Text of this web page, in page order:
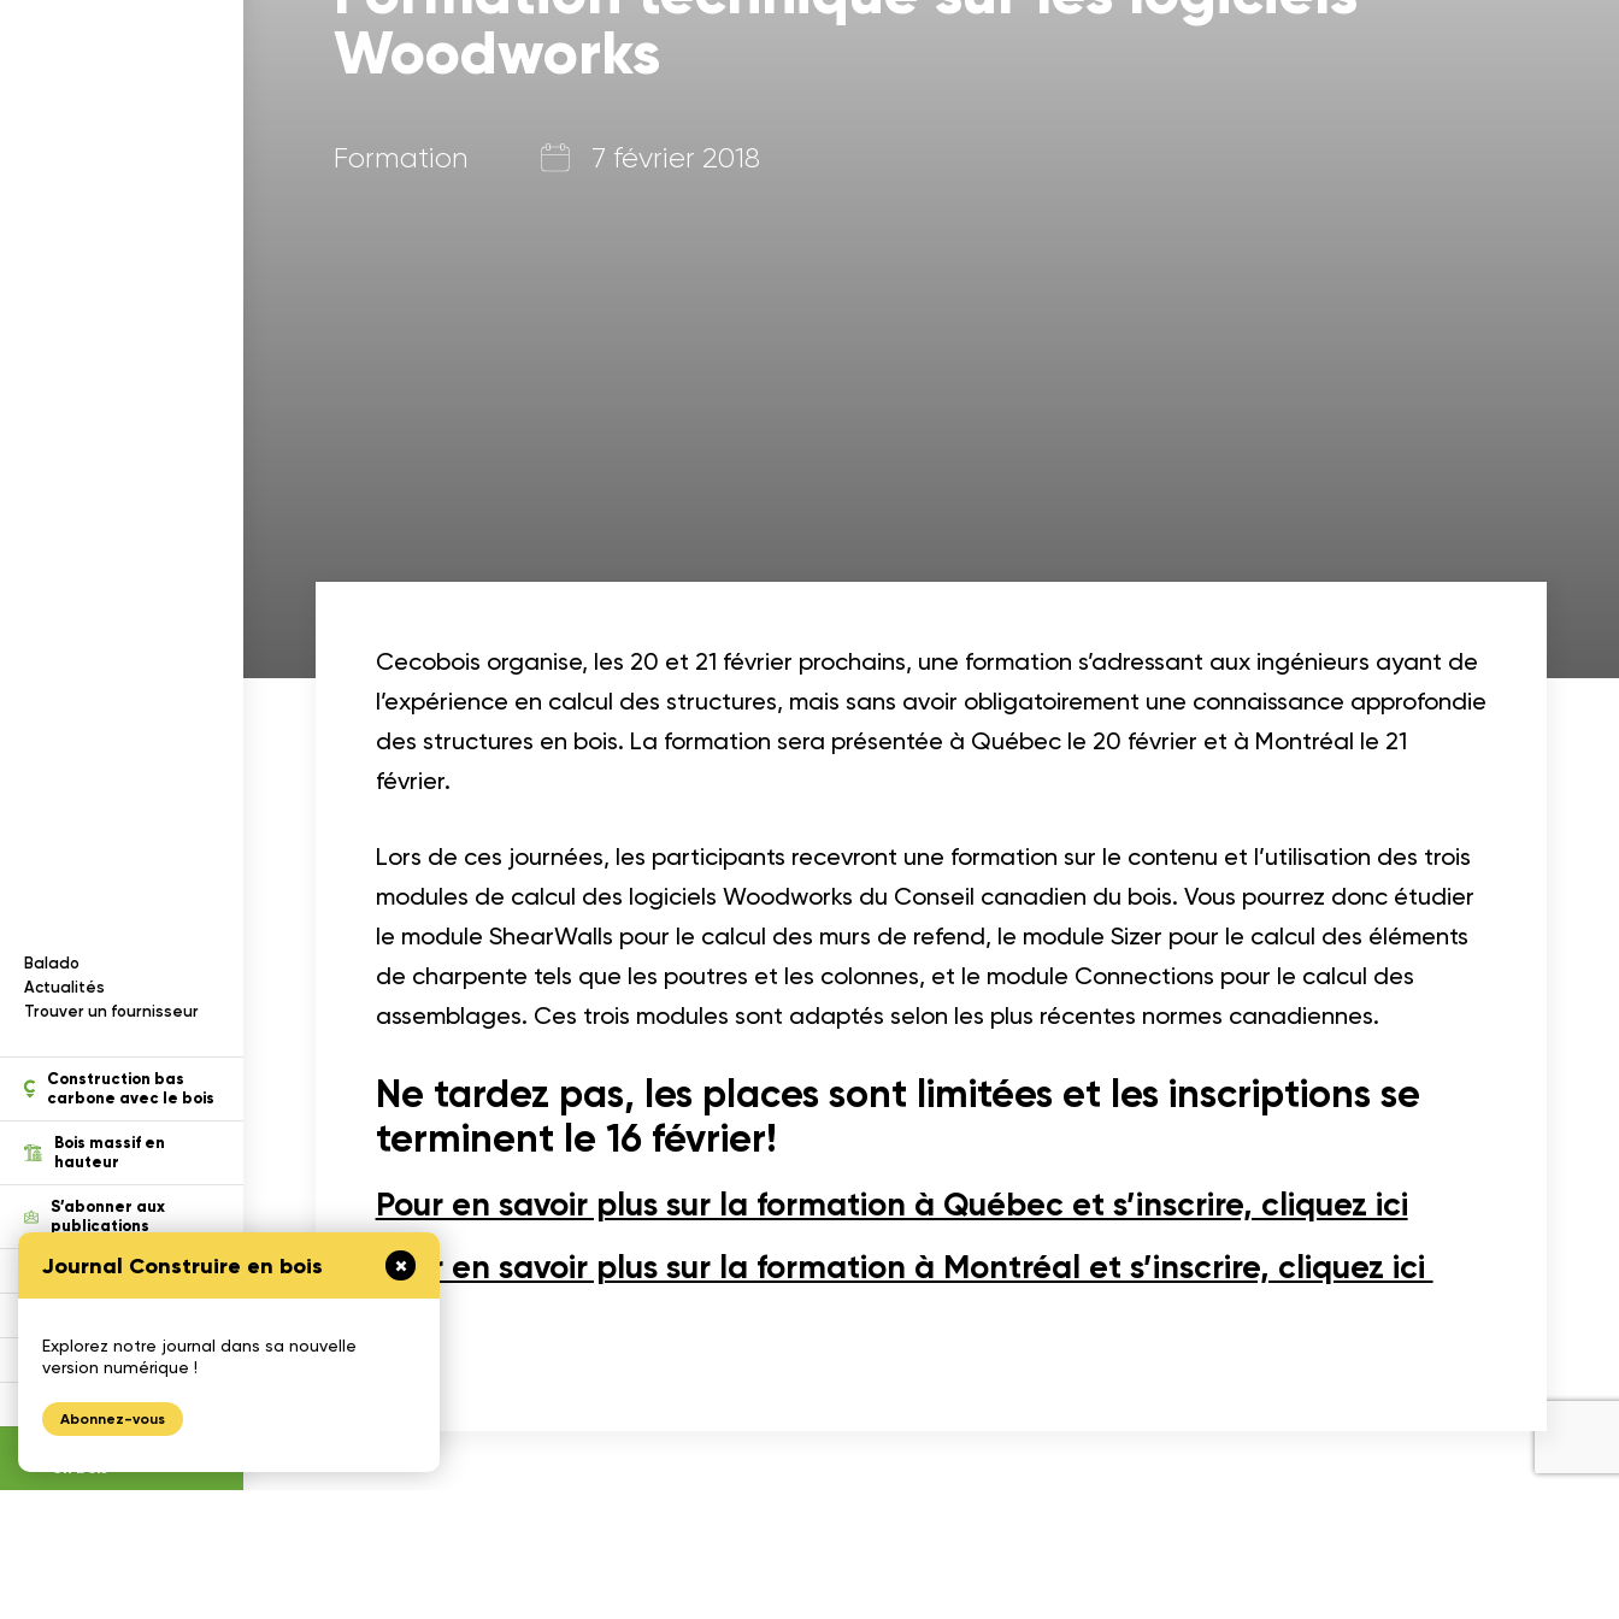
Balado
Actualités
Trouver un fournisseur
Construction bas
carbone avec le bois
Bois massif en
hauteur
S’abonner aux
publications
Défi Cecobois
Gestimat
Calculatrices
en bois
Journal Construire en bois
Explorez notre journal dans sa nouvelle
version numérique !
Abonnez-vous
des renseignements
s
Documentation
Woodworks
Formation 7 février 2018
Cecobois organise, les 20 et 21 février prochains, une formation s’adressant aux ingénieurs ayant de
l’expérience en calcul des structures, mais sans avoir obligatoirement une connaissance approfondie
des structures en bois. La formation sera présentée à Québec le 20 février et à Montréal le 21
février.
Lors de ces journées, les participants recevront une formation sur le contenu et l’utilisation des trois
modules de calcul des logiciels Woodworks du Conseil canadien du bois. Vous pourrez donc étudier
le module ShearWalls pour le calcul des murs de refend, le module Sizer pour le calcul des éléments
de charpente tels que les poutres et les colonnes, et le module Connections pour le calcul des
assemblages. Ces trois modules sont adaptés selon les plus récentes normes canadiennes.
Ne tardez pas, les places sont limitées et les inscriptions se
terminent le 16 février!
Pour en savoir plus sur la formation à Québec et s’inscrire, cliquez ici
Pour en savoir plus sur la formation à Montréal et s’inscrire, cliquez ici